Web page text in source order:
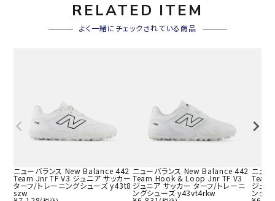
RELATED ITEM
よく一緒にチェックされている商品
ニューバランス New Balance 442
Team Jnr TF V3 ジュニア サッカー
ターフ/トレーニングシューズ y43t8
szw
ニューバランス New Balance 442
Team Hook & Loop Jnr TF V3
ジュニア サッカー ターフ/トレーニ
ングシューズ y43vt4rkw
ニュ
Team
ジュ
ング